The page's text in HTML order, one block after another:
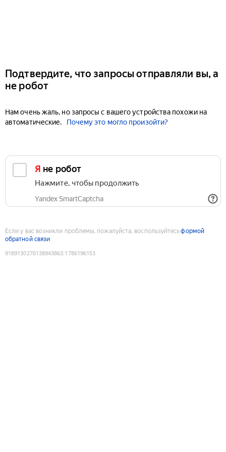
Подтвердите, что запросы отправляли вы, а
не робот
Нам очень жаль, но запросы с вашего устройства похожи на
автоматические.
Почему это могло произойти?
Я не робот
Нажмите, чтобы продолжить
Yandex SmartCaptcha
Если у вас возникли проблемы, пожалуйста, воспользуйтесьформой
обратной связи
9189130276138943863:1786196153